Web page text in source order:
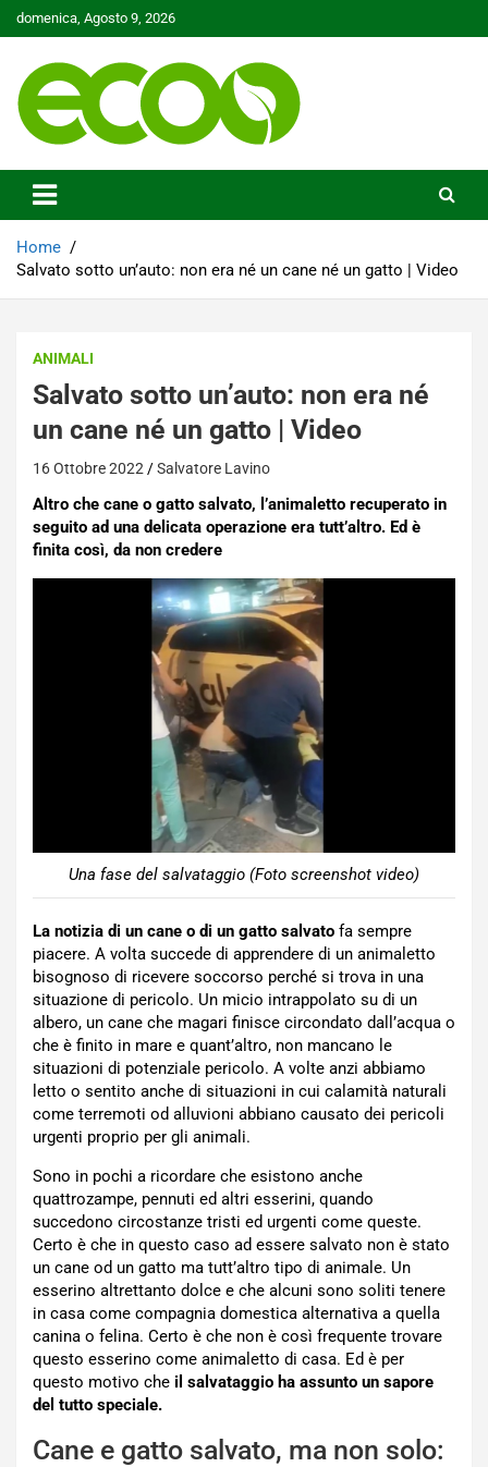
Skip
to
domenica, Agosto 9, 2026
Ecoo.it
Home
Salvato sotto un’auto: non era né un cane né un gatto | Video
ANIMALI
Salvato sotto un’auto: non era né
un cane né un gatto | Video
16 Ottobre 2022 Salvatore Lavino
Altro che cane o gatto salvato, l’animaletto recuperato in
seguito ad una delicata operazione era tutt’altro. Ed è
finita così, da non credere
Una fase del salvataggio (Foto screenshot video)
La notizia di un cane o di un gatto salvato fa sempre
piacere. A volta succede di apprendere di un animaletto
bisognoso di ricevere soccorso perché si trova in una
situazione di pericolo. Un micio intrappolato su di un
albero, un cane che magari finisce circondato dall’acqua o
che è finito in mare e quant’altro, non mancano le
situazioni di potenziale pericolo. A volte anzi abbiamo
letto o sentito anche di situazioni in cui calamità naturali
come terremoti od alluvioni abbiano causato dei pericoli
urgenti proprio per gli animali.
Sono in pochi a ricordare che esistono anche
quattrozampe, pennuti ed altri esserini, quando
succedono circostanze tristi ed urgenti come queste.
Certo è che in questo caso ad essere salvato non è stato
un cane od un gatto ma tutt’altro tipo di animale. Un
esserino altrettanto dolce e che alcuni sono soliti tenere
in casa come compagnia domestica alternativa a quella
canina o felina. Certo è che non è così frequente trovare
questo esserino come animaletto di casa. Ed è per
questo motivo che il salvataggio ha assunto un sapore
del tutto speciale.
Cane e gatto salvato, ma non solo: